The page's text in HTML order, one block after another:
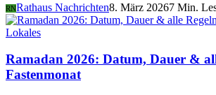
RNRathaus Nachrichten8. März 20267 Min.
Lokales
Ramadan 2026: Datum, Dauer &
Fastenmonat